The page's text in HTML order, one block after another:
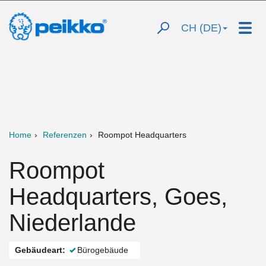
CH (DE)
Home Referenzen Roompot Headquarters
Roompot
Headquarters, Goes,
Niederlande
Gebäudeart: Bürogebäude